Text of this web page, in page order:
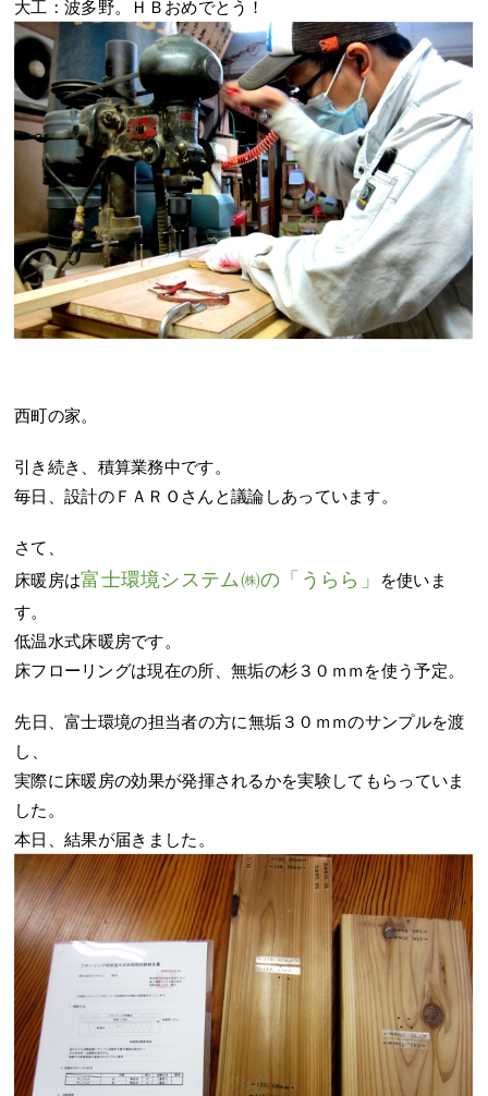
大工：波多野。ＨＢおめでとう！
西町の家。
引き続き、積算業務中です。
毎日、設計のＦＡＲＯさんと議論しあっています。
さて、
床暖房は富士環境システム㈱の「うらら」 を使いま
す。
低温水式床暖房です。
床フローリングは現在の所、無垢の杉３０ｍｍを使う予定。
先日、富士環境の担当者の方に無垢３０ｍｍのサンプルを渡
し、
実際に床暖房の効果が発揮されるかを実験してもらっていま
した。
本日、結果が届きました。